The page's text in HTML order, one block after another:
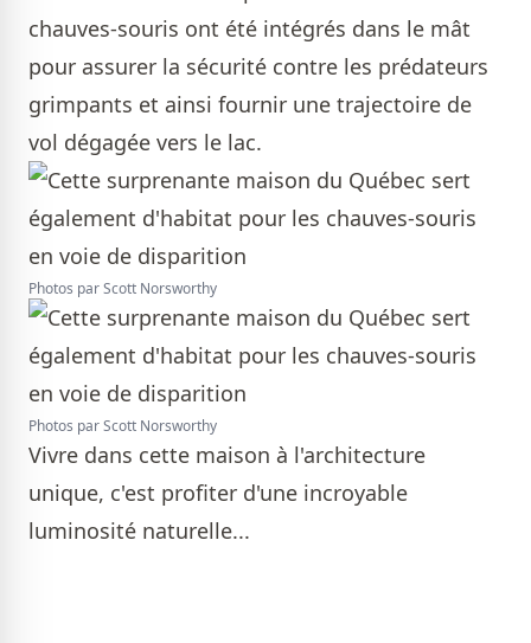
chauves-souris ont été intégrés dans le mât
pour assurer la sécurité contre les prédateurs
grimpants et ainsi fournir une trajectoire de
vol dégagée vers le lac.
Photos par Scott Norsworthy
Photos par Scott Norsworthy
Vivre dans cette maison à l'architecture
unique, c'est profiter d'une incroyable
luminosité naturelle...